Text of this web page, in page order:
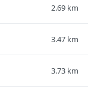
2.69 km
3.47 km
3.73 km